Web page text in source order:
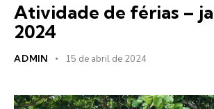
Atividade de férias –
2024
ADMIN 15 de abril de 2024